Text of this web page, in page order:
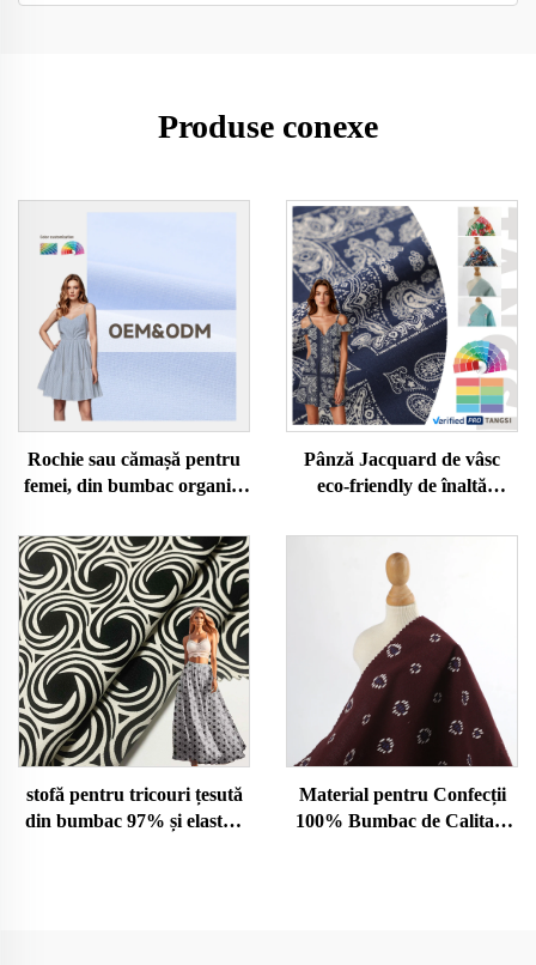
Produse conexe
Rochie sau cămașă pentru
femei, din bumbac organic,
elastică, în stil clasic, pentru
pijamale sau halat de casă
Pânză Jacquard de vâsc
eco-friendly de înaltă
pentru îmbrăcăminte de
fetiță - pentru rochii și
cămăși
stofă pentru tricouri țesută
din bumbac 97% și elastan
Material pentru Confecții
100% Bumbac de Calitate